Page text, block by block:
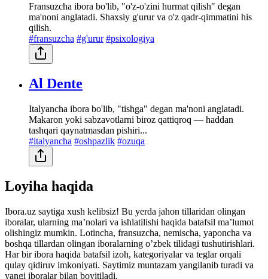
Fransuzcha ibora bo'lib, "o'z-o'zini hurmat qilish" degan
ma'noni anglatadi. Shaxsiy g'urur va o'z qadr-qimmatini his
qilish.
#fransuzcha #g'urur #psixologiya
Al Dente
Italyancha ibora bo'lib, "tishga" degan ma'noni anglatadi.
Makaron yoki sabzavotlarni biroz qattiqroq — haddan
tashqari qaynatmasdan pishiri...
#italyancha #oshpazlik #ozuqa
Loyiha haqida
Ibora.uz saytiga xush kelibsiz! Bu yerda jahon tillaridan olingan
iboralar, ularning maʼnolari va ishlatilishi haqida batafsil maʼlumot
olishingiz mumkin. Lotincha, fransuzcha, nemischa, yaponcha va
boshqa tillardan olingan iboralarning oʼzbek tilidagi tushutirishlari.
Har bir ibora haqida batafsil izoh, kategoriyalar va teglar orqali
qulay qidiruv imkoniyati. Saytimiz muntazam yangilanib turadi va
yangi iboralar bilan boyitiladi.